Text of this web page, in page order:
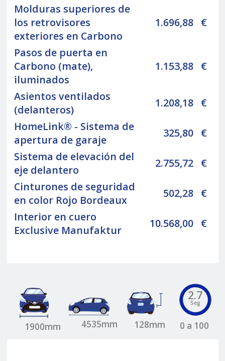
Molduras superiores de
los retrovisores
exteriores en Carbono
1.696,88 €
Pasos de puerta en
Carbono (mate),
iluminados
1.153,88 €
Asientos ventilados
(delanteros)
1.208,18 €
HomeLink® - Sistema de
apertura de garaje
325,80 €
Sistema de elevación del
eje delantero
2.755,72 €
Cinturones de seguridad
en color Rojo Bordeaux
502,28 €
Interior en cuero
Exclusive Manufaktur
10.568,00 €
1900mm 4535mm 128mm
2.7
Seg
0 a 100